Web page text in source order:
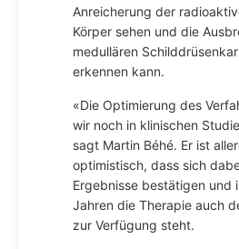
Anreicherung der
Körper sehen und die
medullären
erkennen kann.
«Die Optimierung des
wir noch in klinischen
sagt Martin Béhé. Er ist
optimistisch, dass sich
Ergebnisse bestätigen und
Jahren die Therapie auch
zur Verfügung steht.